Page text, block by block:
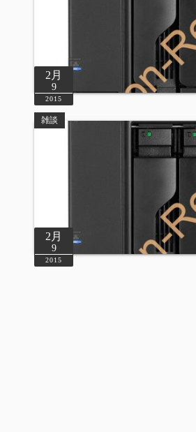
2月
9
2015
雑談
2月
9
2015